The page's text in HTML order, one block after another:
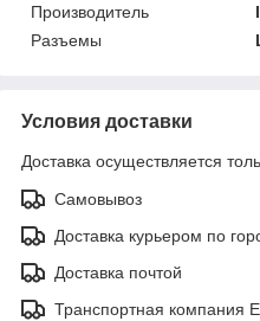
Производитель
Разъемы
Условия доставки
Доставка осуществляется
Самовывоз
Доставка курьером по
Доставка почтой
Транспортная компания